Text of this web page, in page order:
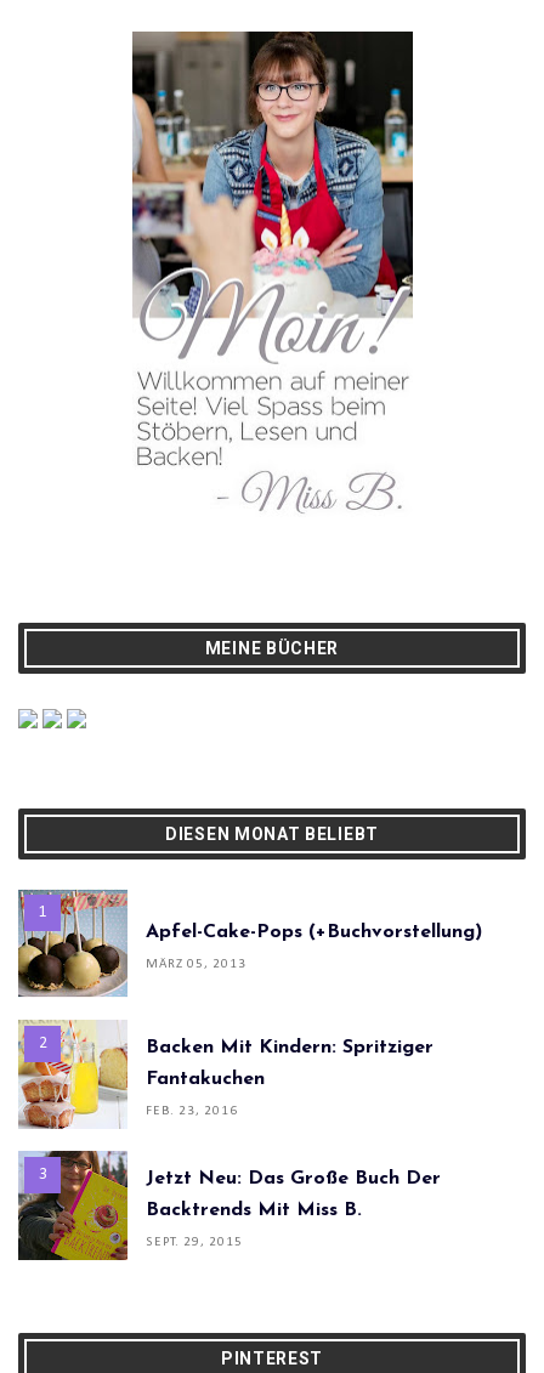
MEINE BÜCHER
DIESEN MONAT BELIEBT
Apfel-Cake-Pops (+Buchvorstellung)
MÄRZ 05, 2013
Backen Mit Kindern: Spritziger
Fantakuchen
FEB. 23, 2016
Jetzt Neu: Das Große Buch Der
Backtrends Mit Miss B.
SEPT. 29, 2015
PINTEREST